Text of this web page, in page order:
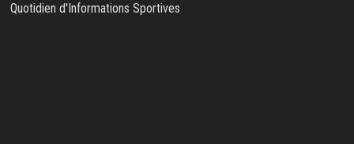
Quotidien d'Informations Sportives